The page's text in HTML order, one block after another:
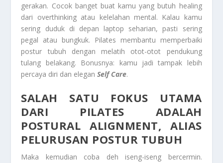
gerakan. Cocok banget buat kamu yang butuh healing
dari overthinking atau kelelahan mental. Kalau kamu
sering duduk di depan laptop seharian, pasti sering
pegal atau bungkuk. Pilates membantu memperbaiki
postur tubuh dengan melatih otot-otot pendukung
tulang belakang. Bonusnya: kamu jadi tampak lebih
percaya diri dan elegan Self Care.
SALAH SATU FOKUS UTAMA
DARI PILATES ADALAH
POSTURAL ALIGNMENT, ALIAS
PELURUSAN POSTUR TUBUH
Maka kemudian coba deh iseng-iseng bercermin.